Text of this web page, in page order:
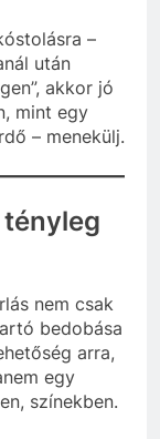
–
után
akkor jó
mint egy
– menekülj.
tényleg
nem csak
bedobása
arra,
egy
színekben.